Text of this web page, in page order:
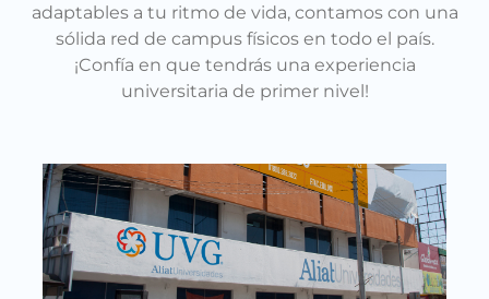
adaptables a tu ritmo de vida, contamos con una
sólida red de campus físicos en todo el país.
¡Confía en que tendrás una experiencia
universitaria de primer nivel!